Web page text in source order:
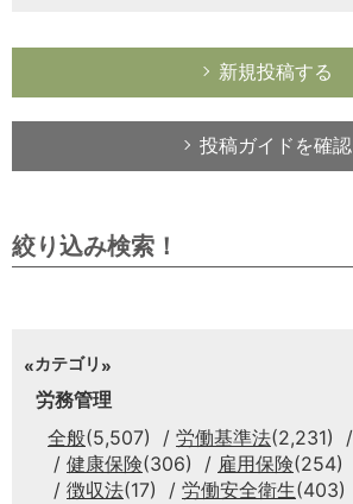
新規投稿する
投稿ガイドを確認
絞り込み検索！
カテゴリ
労務管理
全般(5,507) 労働基準法(2,231)
健康保険(306) 雇用保険(254)
徴収法(17) 労働安全衛生(403)